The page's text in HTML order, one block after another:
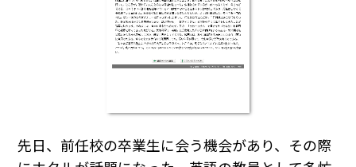
先日、前任校の卒業生に会う機会があり、その際